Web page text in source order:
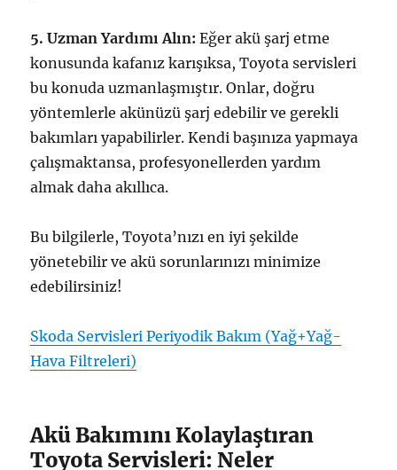
5. Uzman Yardımı Alın: Eğer akü şarj etme
konusunda kafanız karışıksa, Toyota servisleri
bu konuda uzmanlaşmıştır. Onlar, doğru
yöntemlerle akünüzü şarj edebilir ve gerekli
bakımları yapabilirler. Kendi başınıza yapmaya
çalışmaktansa, profesyonellerden yardım
almak daha akıllıca.
Bu bilgilerle, Toyota’nızı en iyi şekilde
yönetebilir ve akü sorunlarınızı minimize
edebilirsiniz!
Skoda Servisleri Periyodik Bakım (Yağ+Yağ-
Hava Filtreleri)
Akü Bakımını Kolaylaştıran
Toyota Servisleri: Neler